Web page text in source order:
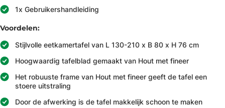
1x Gebruikershandleiding
Voordelen:
Stijlvolle eetkamertafel van L 130-210 x B 80 x H 76 cm
Hoogwaardig tafelblad gemaakt van Hout met fineer
Het robuuste frame van Hout met fineer geeft de tafel een
stoere uitstraling
Door de afwerking is de tafel makkelijk schoon te maken